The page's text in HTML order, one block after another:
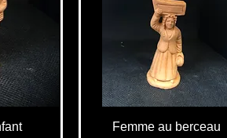
Femme au berceau